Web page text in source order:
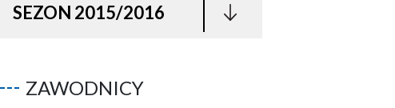
SEZON 2015/2016
ZAWODNICY